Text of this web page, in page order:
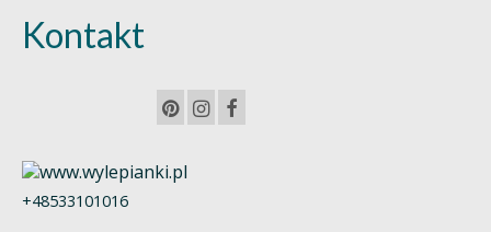
Kontakt
+48533101016